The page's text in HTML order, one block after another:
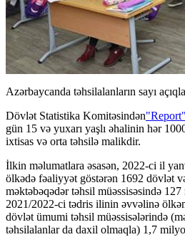
Azərbaycanda təhsilalanların sayı
Dövlət Statistika Komitəsindən"Report"
gün 15 və yuxarı yaşlı əhalinin hər
ixtisas və orta təhsilə malikdir.
İlkin məlumatlara əsasən, 2022-ci il
ölkədə fəaliyyət göstərən 1692 dövlət
məktəbəqədər təhsil müəssisəsində 127
2021/2022-ci tədris ilinin əvvəlinə
dövlət ümumi təhsil müəssisələrində
təhsilalanlar da daxil olmaqla) 1,7